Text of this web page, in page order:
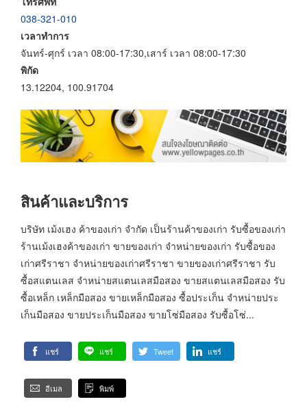
038-321-010
เวลาทำการ
จันทร์-ศุกร์ เวลา 08:00-17:30,เสาร์ เวลา 08:00-17:30
พิกัด
13.12204, 100.91704
สินค้าและบริการ
บริษัท เม้งเฮง ค้าของเก่า จำกัด เป็นร้านค้าของเก่า รับซื้อของเก่า
ร้านเม้งเฮงค้าของเก่า ขายของเก่า จำหน่ายของเก่า รับซื้อของ
เก่าศรีราชา จำหน่ายของเก่าศรีราชา ขายของเก่าศรีราชา รับ
ซื้อสแตนเลส จำหน่ายสแตนเลสมือสอง ขายสแตนเลสมือสอง รับ
ซื้อเหล็ก เหล็กมือสอง ขายเหล็กมือสอง ซื้อประเก็น จำหน่ายประ
เก็นมือสอง ขายประเก็นมือสอง ขายโซ่มือสอง รับซื้อโซ่...
แชร์ แชร์ Tweet แชร์
อีเมล พิมพ์